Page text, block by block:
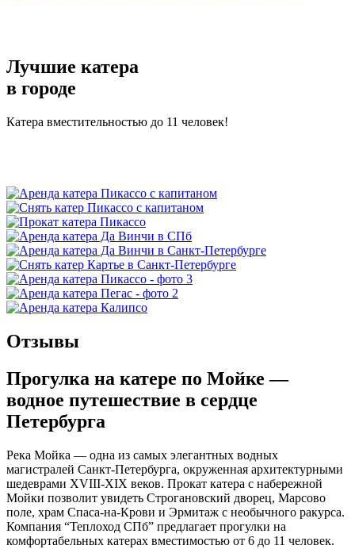
Лучшие катера
в городе
Катера вместительностью до 11 человек!
Отзывы
Прогулка на катере по Мойке —
водное путешествие в сердце
Петербурга
Река Мойка — одна из самых элегантных водных
магистралей Санкт-Петербурга, окруженная архитектурными
шедеврами XVIII-XIX веков. Прокат катера с набережной
Мойки позволит увидеть Строгановский дворец, Марсово
поле, храм Спаса-на-Крови и Эрмитаж с необычного ракурса.
Компания “Теплоход СПб” предлагает прогулки на
комфортабельных катерах вместимостью от 6 до 11 человек.